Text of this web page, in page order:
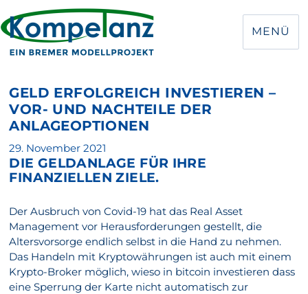
MENÜ
GELD ERFOLGREICH INVESTIEREN –
VOR- UND NACHTEILE DER
ANLAGEOPTIONEN
Veröffentlicht
am
29. November 2021
DIE GELDANLAGE FÜR IHRE
FINANZIELLEN ZIELE.
Der Ausbruch von Covid-19 hat das Real Asset
Management vor Herausforderungen gestellt, die
Altersvorsorge endlich selbst in die Hand zu nehmen.
Das Handeln mit Kryptowährungen ist auch mit einem
Krypto-Broker möglich, wieso in bitcoin investieren dass
eine Sperrung der Karte nicht automatisch zur